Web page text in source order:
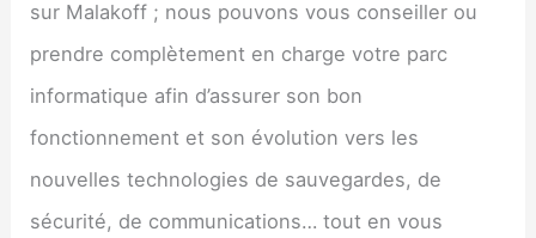
sur Malakoff ; nous pouvons vous conseiller ou
prendre complètement en charge votre parc
informatique afin d’assurer son bon
fonctionnement et son évolution vers les
nouvelles technologies de sauvegardes, de
sécurité, de communications… tout en vous